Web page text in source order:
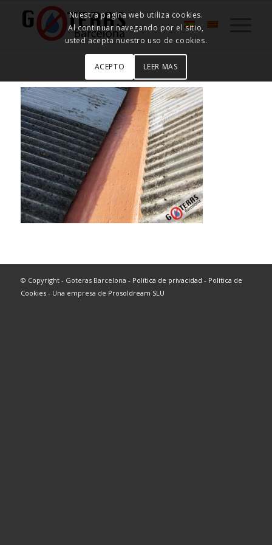
© Copyright - Goteras Barcelona - Política de privacidad - Politica de
Cookies- Una empresa de Prosoldream SLU
Nuestra pagina web utiliza cookies.
Al continuar navegando por el sitio,
usted acepta nuestro uso de cookies.
ACEPTO LEER MAS